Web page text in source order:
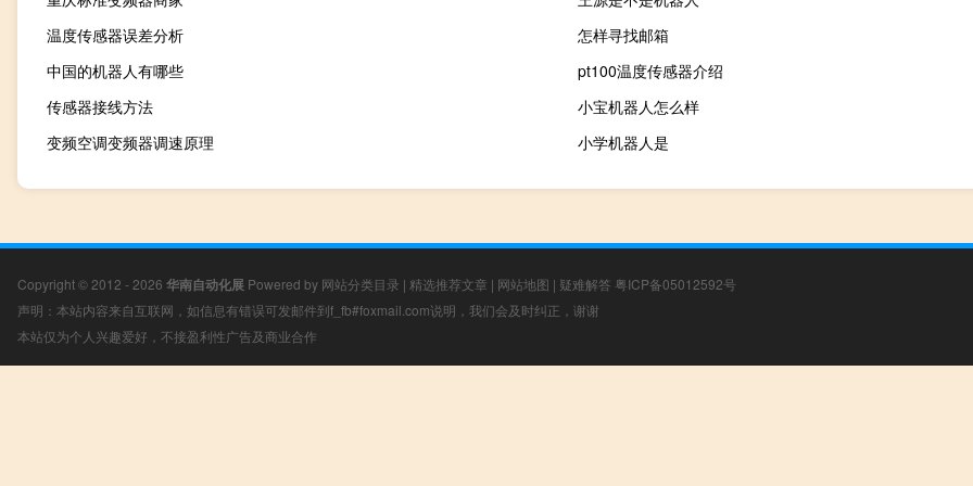
温度传感器误差分析
怎样寻找邮箱
中国的机器人有哪些
pt100温度传感器介绍
传感器接线方法
小宝机器人怎么样
变频空调变频器调速原理
小学机器人是
Copyright © 2012 - 2026 华南自动化展 Powered by 网站分类目录 | 精选推荐文章 | 网站地图 | 疑难解答 粤ICP备05012592号
声明：本站内容来自互联网，如信息有错误可发邮件到f_fb#foxmail.com说明，我们会及时纠正，谢谢
本站仅为个人兴趣爱好，不接盈利性广告及商业合作